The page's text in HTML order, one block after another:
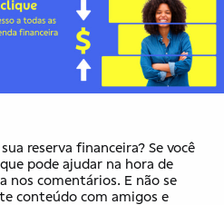
reserva financeira? Se você
pode ajudar na hora de
nos comentários. E não se
conteúdo com amigos e